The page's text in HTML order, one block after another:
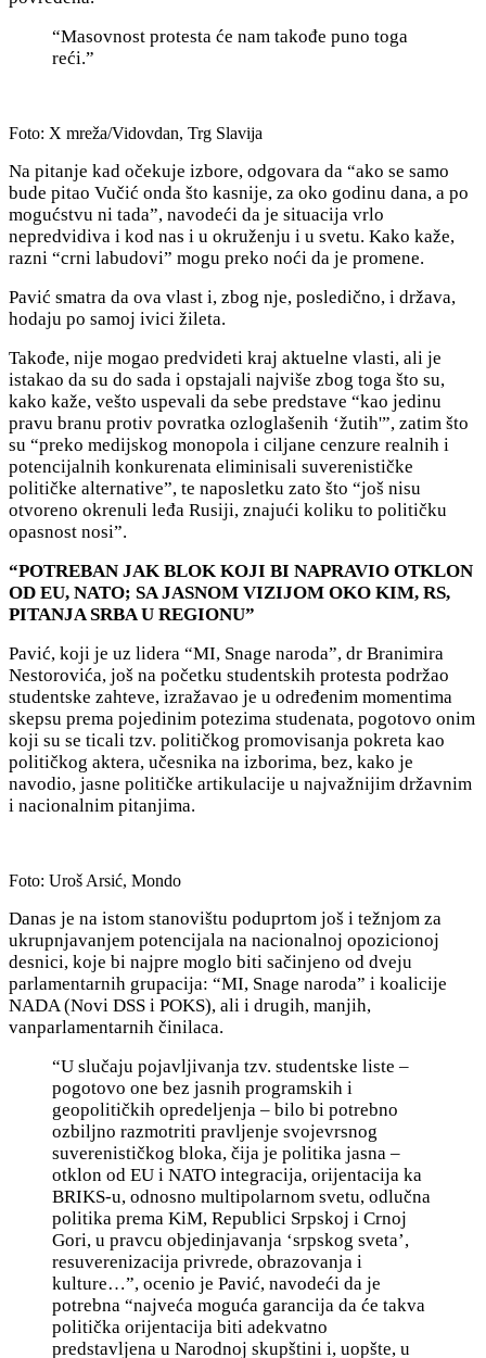
“Masovnost protesta će nam takođe puno toga
reći.”
Foto: X mreža/Vidovdan, Trg Slavija
Na pitanje kad očekuje izbore, odgovara da “ako se samo
bude pitao Vučić onda što kasnije, za oko godinu dana, a po
mogućstvu ni tada”, navodeći da je situacija vrlo
nepredvidiva i kod nas i u okruženju i u svetu. Kako kaže,
razni “crni labudovi” mogu preko noći da je promene.
Pavić smatra da ova vlast i, zbog nje, posledično, i država,
hodaju po samoj ivici žileta.
Takođe, nije mogao predvideti kraj aktuelne vlasti, ali je
istakao da su do sada i opstajali najviše zbog toga što su,
kako kaže, vešto uspevali da sebe predstave “kao jedinu
pravu branu protiv povratka ozloglašenih ‘žutih'”, zatim što
su “preko medijskog monopola i ciljane cenzure realnih i
potencijalnih konkurenata eliminisali suverenističke
političke alternative”, te naposletku zato što “još nisu
otvoreno okrenuli leđa Rusiji, znajući koliku to političku
opasnost nosi”.
“POTREBAN JAK BLOK KOJI BI NAPRAVIO OTKLON
OD EU, NATO; SA JASNOM VIZIJOM OKO KIM, RS,
PITANJA SRBA U REGIONU”
Pavić, koji je uz lidera “MI, Snage naroda”, dr Branimira
Nestorovića, još na početku studentskih protesta podržao
studentske zahteve, izražavao je u određenim momentima
skepsu prema pojedinim potezima studenata, pogotovo onim
koji su se ticali tzv. političkog promovisanja pokreta kao
političkog aktera, učesnika na izborima, bez, kako je
navodio, jasne političke artikulacije u najvažnijim državnim
i nacionalnim pitanjima.
Foto: Uroš Arsić, Mondo
Danas je na istom stanovištu poduprtom još i težnjom za
ukrupnjavanjem potencijala na nacionalnoj opozicionoj
desnici, koje bi najpre moglo biti sačinjeno od dveju
parlamentarnih grupacija: “MI, Snage naroda” i koalicije
NADA (Novi DSS i POKS), ali i drugih, manjih,
vanparlamentarnih činilaca.
“U slučaju pojavljivanja tzv. studentske liste –
pogotovo one bez jasnih programskih i
geopolitičkih opredeljenja – bilo bi potrebno
ozbiljno razmotriti pravljenje svojevrsnog
suverenističkog bloka, čija je politika jasna –
otklon od EU i NATO integracija, orijentacija ka
BRIKS-u, odnosno multipolarnom svetu, odlučna
politika prema KiM, Republici Srpskoj i Crnoj
Gori, u pravcu objedinjavanja ‘srpskog sveta’,
resuverenizacija privrede, obrazovanja i
kulture…”, ocenio je Pavić, navodeći da je
potrebna “najveća moguća garancija da će takva
politička orijentacija biti adekvatno
predstavljena u Narodnoj skupštini i, uopšte, u